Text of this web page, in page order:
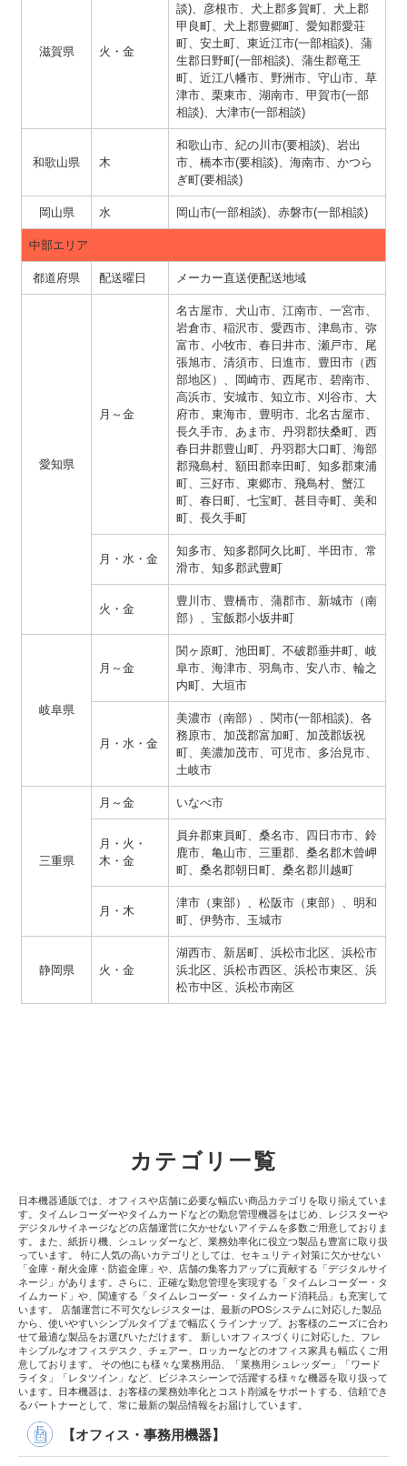
滋賀県 火・金
談)、彦根市、犬上郡多賀町、犬上郡
甲良町、犬上郡豊郷町、愛知郡愛荘
町、安土町、東近江市(一部相談)、蒲
生郡日野町(一部相談)、蒲生郡竜王
町、近江八幡市、野洲市、守山市、草
津市、栗東市、湖南市、甲賀市(一部
相談)、大津市(一部相談)
和歌山県 木
和歌山市、紀の川市(要相談)、岩出
市、橋本市(要相談)、海南市、かつら
ぎ町(要相談)
岡山県 水 岡山市(一部相談)、赤磐市(一部相談)
中部エリア
都道府県 配送曜日 メーカー直送便配送地域
愛知県
月～金
名古屋市、犬山市、江南市、一宮市、
岩倉市、稲沢市、愛西市、津島市、弥
富市、小牧市、春日井市、瀬戸市、尾
張旭市、清須市、日進市、豊田市（西
部地区）、岡崎市、西尾市、碧南市、
高浜市、安城市、知立市、刈谷市、大
府市、東海市、豊明市、北名古屋市、
長久手市、あま市、丹羽郡扶桑町、西
春日井郡豊山町、丹羽郡大口町、海部
郡飛島村、額田郡幸田町、知多郡東浦
町、三好市、東郷市、飛鳥村、蟹江
町、春日町、七宝町、甚目寺町、美和
町、長久手町
月・水・金
知多市、知多郡阿久比町、半田市、常
滑市、知多郡武豊町
火・金
豊川市、豊橋市、蒲郡市、新城市（南
部）、宝飯郡小坂井町
岐阜県
月～金
関ヶ原町、池田町、不破郡垂井町、岐
阜市、海津市、羽鳥市、安八市、輪之
内町、大垣市
月・水・金
美濃市（南部）、関市(一部相談)、各
務原市、加茂郡富加町、加茂郡坂祝
町、美濃加茂市、可児市、多治見市、
土岐市
三重県
月～金 いなべ市
月・火・
木・金
員弁郡東員町、桑名市、四日市市、鈴
鹿市、亀山市、三重郡、桑名郡木曾岬
町、桑名郡朝日町、桑名郡川越町
月・木
津市（東部）、松阪市（東部）、明和
町、伊勢市、玉城市
静岡県 火・金
湖西市、新居町、浜松市北区、浜松市
浜北区、浜松市西区、浜松市東区、浜
松市中区、浜松市南区
カテゴリ一覧
日本機器通販では、オフィスや店舗に必要な幅広い商品カテゴリを取り揃えていま
す。タイムレコーダーやタイムカードなどの勤怠管理機器をはじめ、レジスターや
デジタルサイネージなどの店舗運営に欠かせないアイテムを多数ご用意しておりま
す。また、紙折り機、シュレッダーなど、業務効率化に役立つ製品も豊富に取り扱
っています。 特に人気の高いカテゴリとしては、セキュリティ対策に欠かせない
「金庫・耐火金庫・防盗金庫」や、店舗の集客力アップに貢献する「デジタルサイ
ネージ」があります。さらに、正確な勤怠管理を実現する「タイムレコーダー・タ
イムカード」や、関連する「タイムレコーダー・タイムカード消耗品」も充実して
います。 店舗運営に不可欠なレジスターは、最新のPOSシステムに対応した製品
から、使いやすいシンプルタイプまで幅広くラインナップ。お客様のニーズに合わ
せて最適な製品をお選びいただけます。 新しいオフィスづくりに対応した、フレ
キシブルなオフィスデスク、チェアー、ロッカーなどのオフィス家具も幅広くご用
意しております。 その他にも様々な業務用品、「業務用シュレッダー」「ワード
ライタ」「レタツイン」など、ビジネスシーンで活躍する様々な機器を取り扱って
います。日本機器は、お客様の業務効率化とコスト削減をサポートする、信頼でき
るパートナーとして、常に最新の製品情報をお届けしています。
【オフィス・事務用機器】